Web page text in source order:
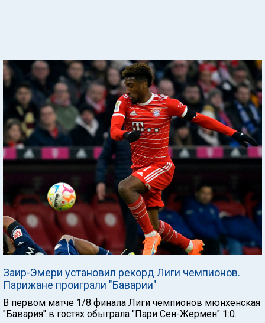
Заир-Эмери установил рекорд Лиги чемпионов.
Парижане проиграли "Баварии"
В первом матче 1/8 финала Лиги чемпионов мюнхенская
"Бавария" в гостях обыграла "Пари Сен-Жермен" 1:0.